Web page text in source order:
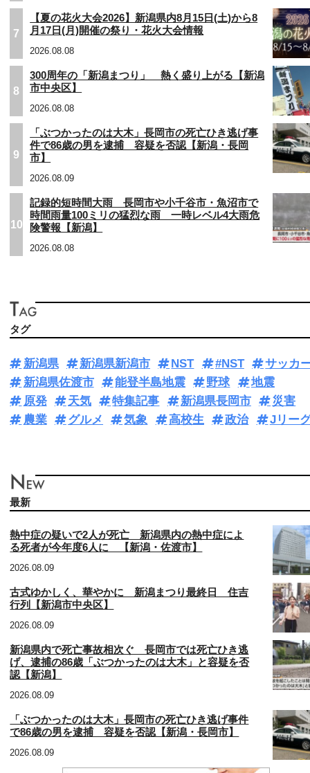
7
【夏の花火大会2026】新潟県内8月15日(土)から8
月17日(月)開催の祭り・花火大会情報
2026.08.08
8
300周年の「新潟まつり」 熱く盛り上がる【新潟
市中央区】
2026.08.08
9
「ぶつかったのは大木」長岡市の死亡ひき逃げ事
件で86歳の男を逮捕 容疑を否認【新潟・長岡
市】
2026.08.09
10
記録的短時間大雨 長岡市や小千谷市・魚沼市で
時間雨量100ミリの猛烈な雨 一時レベル4大雨危
険警報【新潟】
2026.08.08
タグ
新潟県 新潟県新潟市 NST #NST
サッカ
新潟県佐渡市
能登半島地震 野球
地震
原発
天気 特集記事 新潟県長岡市
災害
農業
グルメ 気象 高校生 政治 Jリー
最新
熱中症の疑いで2人が死亡 新潟県内の熱中症によ
る死者が今年度6人に 【新潟・佐渡市】
2026.08.09
古式ゆかしく、華やかに 新潟まつり最終日 住吉
行列【新潟市中央区】
2026.08.09
新潟県内で死亡事故相次ぐ 長岡市では死亡ひき逃
げ、逮捕の86歳「ぶつかったのは大木」と容疑を否
認【新潟】
2026.08.09
「ぶつかったのは大木」長岡市の死亡ひき逃げ事件
で86歳の男を逮捕 容疑を否認【新潟・長岡市】
2026.08.09